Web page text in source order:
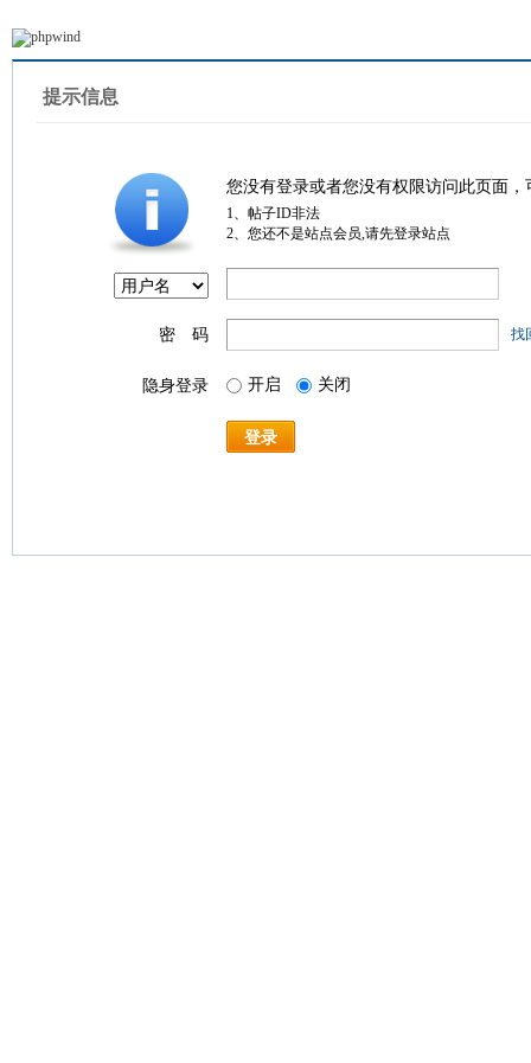
提示信息
您没有登录或者您没有权限访问此页面
1、帖子ID非法
2、您还不是站点会员,请先登录站点
密 码 找
隐身登录 开启 关闭
登录